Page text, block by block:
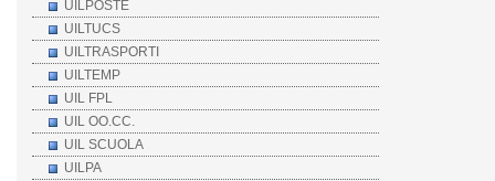
UILPOSTE
UILTUCS
UILTRASPORTI
UILTEMP
UIL FPL
UIL OO.CC.
UIL SCUOLA
UILPA